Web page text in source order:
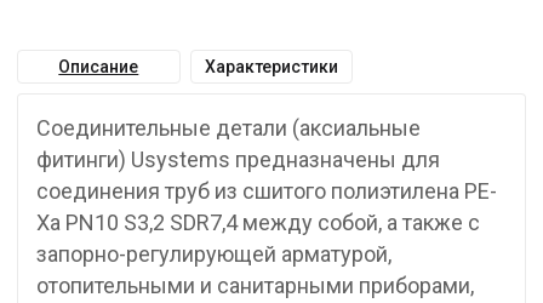
Описание Характеристики
Соединительные детали (аксиальные
фитинги) Usystems предназначены для
соединения труб из сшитого полиэтилена PE-
Xa PN10 S3,2 SDR7,4 между собой, а также с
запорно-регулирующей арматурой,
отопительными и санитарными приборами,